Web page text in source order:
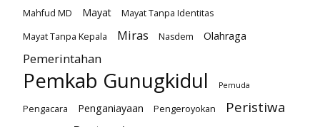
Mahfud MD
Mayat
Mayat Tanpa Identitas
Mayat Tanpa Kepala
Miras Nasdem Olahraga
Pemerintahan
Pemkab Gunugkidul Pemuda
Pengacara Penganiayaan Pengeroyokan Peristiwa